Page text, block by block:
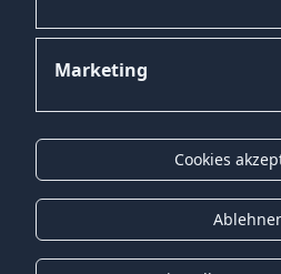
Marketing
Cookies
Gender-